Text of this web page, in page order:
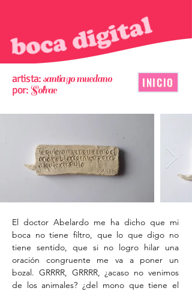
artista: santiago muedano
por: Solrac
INICIO
El doctor Abelardo me ha dicho que mi
boca no tiene filtro, que lo que digo no
tiene sentido, que si no logro hilar una
oración congruente me va a poner un
bozal. GRRRR, GRRRR, ¿acaso no venimos
de los animales? ¿del mono que tiene el